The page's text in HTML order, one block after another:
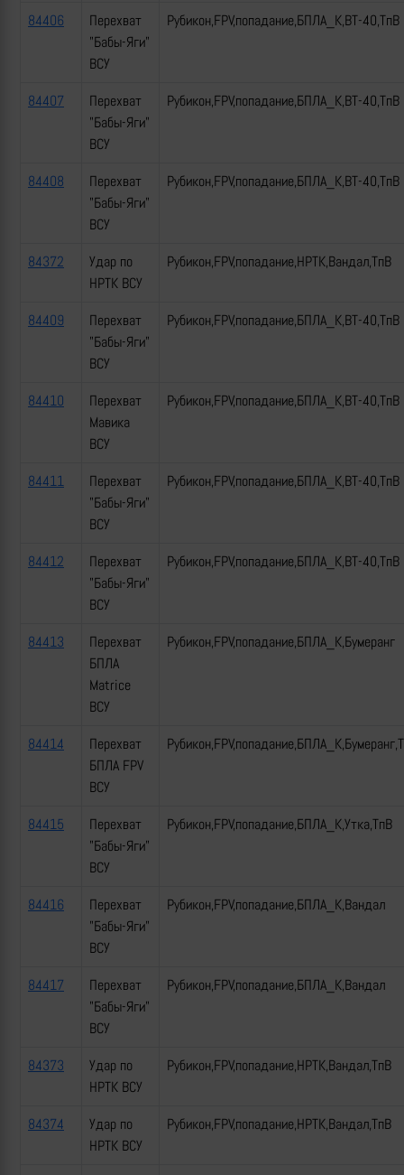
84406
Перехват
"Бабы-Яги"
ВСУ
Рубикон,FPV,попадание,БПЛА_К,ВТ-40,ТпВ
84407
Перехват
"Бабы-Яги"
ВСУ
Рубикон,FPV,попадание,БПЛА_К,ВТ-40,ТпВ
84408
Перехват
"Бабы-Яги"
ВСУ
Рубикон,FPV,попадание,БПЛА_К,ВТ-40,ТпВ
84372
Удар по
НРТК ВСУ
Рубикон,FPV,попадание,НРТК,Вандал,ТпВ
84409
Перехват
"Бабы-Яги"
ВСУ
Рубикон,FPV,попадание,БПЛА_К,ВТ-40,ТпВ
84410
Перехват
Мавика
ВСУ
Рубикон,FPV,попадание,БПЛА_К,ВТ-40,ТпВ
84411
Перехват
"Бабы-Яги"
ВСУ
Рубикон,FPV,попадание,БПЛА_К,ВТ-40,ТпВ
84412
Перехват
"Бабы-Яги"
ВСУ
Рубикон,FPV,попадание,БПЛА_К,ВТ-40,ТпВ
84413
Перехват
БПЛА
Matrice
ВСУ
Рубикон,FPV,попадание,БПЛА_К,Бумеранг
84414
Перехват
БПЛА FPV
ВСУ
84415
Перехват
"Бабы-Яги"
ВСУ
Рубикон,FPV,попадание,БПЛА_К,Утка,ТпВ
84416
Перехват
"Бабы-Яги"
ВСУ
Рубикон,FPV,попадание,БПЛА_К,Вандал
84417
Перехват
"Бабы-Яги"
ВСУ
Рубикон,FPV,попадание,БПЛА_К,Вандал
84373
Удар по
НРТК ВСУ
Рубикон,FPV,попадание,НРТК,Вандал,ТпВ
84374
Удар по
НРТК ВСУ
Рубикон,FPV,попадание,НРТК,Вандал,ТпВ